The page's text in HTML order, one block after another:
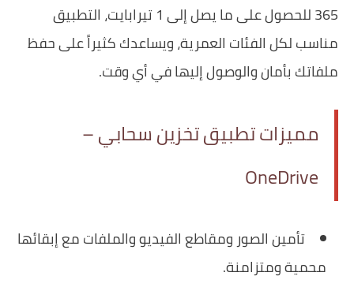
365 للحصول على ما يصل إلى 1 تيرابايت، التطبيق
مناسب لكل الفئات العمرية، ويساعدك كثيراً على حفظ
ملفاتك بأمان والوصول إليها في أي وقت.
مميزات تطبيق تخزين سحابي –
OneDrive
تأمين الصور ومقاطع الفيديو والملفات مع إبقائها
محمية ومتزامنة.